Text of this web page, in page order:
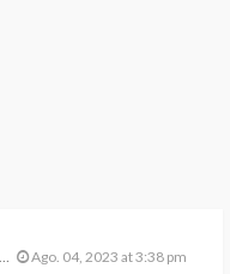
Ago. 04, 2023 at 3:38 pm